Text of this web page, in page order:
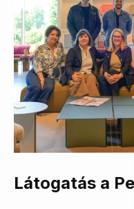
Látogatás a